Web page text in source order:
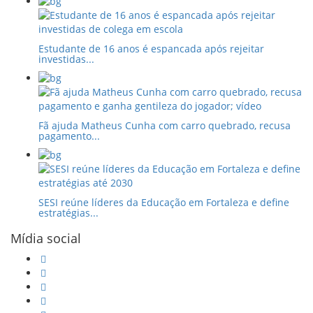
Estudante de 16 anos é espancada após rejeitar
investidas...
Fã ajuda Matheus Cunha com carro quebrado, recusa
pagamento...
SESI reúne líderes da Educação em Fortaleza e define
estratégias...
Mídia social